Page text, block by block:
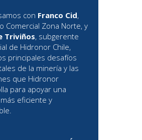
con Franco Cid,
Comercial Zona Norte, y
Triviños, subgerente
de Hidronor Chile,
principales desafíos
de la minería y las
que Hidronor
para apoyar una
eficiente y